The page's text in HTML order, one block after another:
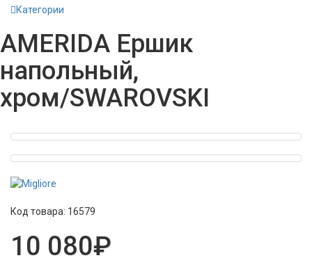
Категории
AMERIDA Ершик
напольный,
хром/SWAROVSKI
Код товара: 16579
10 080₽